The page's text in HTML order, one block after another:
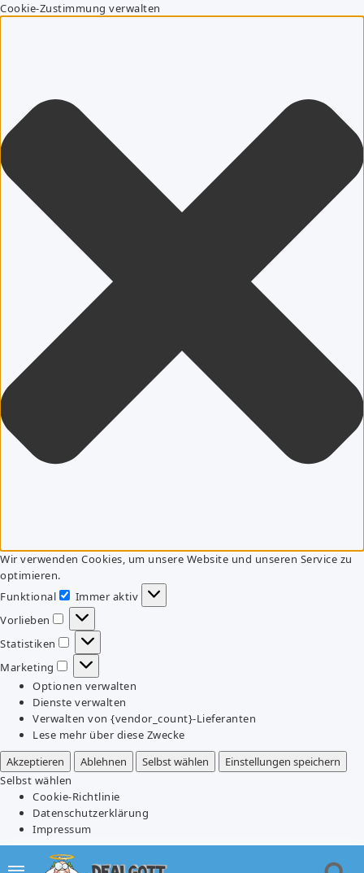
Cookie-Zustimmung verwalten
Wir verwenden Cookies, um unsere Website und unseren Service zu
optimieren.
Funktional
Funktional
Immer aktiv
Vorlieben
Vorlieben
Statistiken
Statistiken
Marketing
Marketing
Optionen verwalten
Dienste verwalten
Verwalten von {vendor_count}-Lieferanten
Lese mehr über diese Zwecke
Akzeptieren
Ablehnen Selbst wählen
Einstellungen speichern
Selbst wählen
Cookie-Richtlinie
Datenschutzerklärung
Impressum